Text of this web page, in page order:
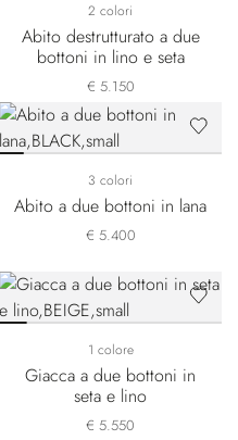
2 colori
Abito destrutturato a due
bottoni in lino e seta
€ 5.150
3 colori
Abito a due bottoni in lana
€ 5.400
1 colore
Giacca a due bottoni in
seta e lino
€ 5.550